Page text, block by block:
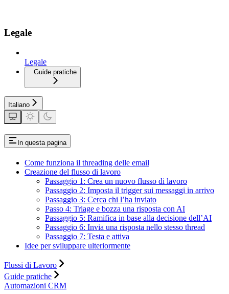
Legale
Legale
Guide pratiche
Italiano
In questa pagina
Come funziona il threading delle email
Creazione del flusso di lavoro
Passaggio 1: Crea un nuovo flusso di lavoro
Passaggio 2: Imposta il trigger sui messaggi in arrivo
Passaggio 3: Cerca chi l’ha inviato
Passo 4: Triage e bozza una risposta con AI
Passaggio 5: Ramifica in base alla decisione dell’AI
Passaggio 6: Invia una risposta nello stesso thread
Passaggio 7: Testa e attiva
Idee per sviluppare ulteriormente
Flussi di Lavoro
Guide pratiche
Automazioni CRM